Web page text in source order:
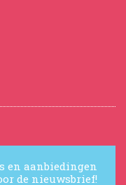
en aanbiedingen
de nieuwsbrief!